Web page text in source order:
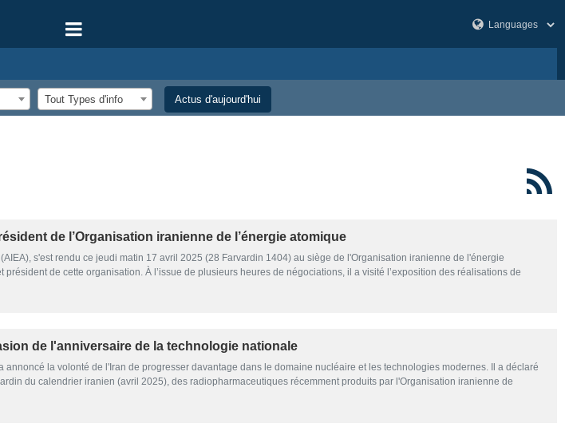
Tout Types d'info Actus d'aujourd'hui
de l’Organisation iranienne de l’énergie atomique
s'est rendu ce jeudi matin 17 avril 2025 (28 Farvardin 1404) au siège de l'Organisation iranienne de l'énergie
de cette organisation. À l’issue de plusieurs heures de négociations, il a visité l’exposition des réalisations de
de l'anniversaire de la technologie nationale
la volonté de l'Iran de progresser davantage dans le domaine nucléaire et les technologies modernes. Il a déclaré
du calendrier iranien (avril 2025), des radiopharmaceutiques récemment produits par l'Organisation iranienne de